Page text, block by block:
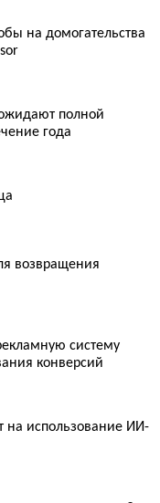
на домогательства
полной
года
возвращения
систему
конверсий
на использование ИИ-